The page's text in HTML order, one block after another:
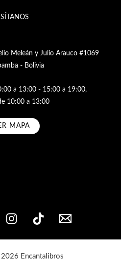
Meleán y Julio Arauco #1069
- Bolivia
a 13:00 - 15:00 a 19:00,
10:00 a 13:00
MAPA
Encantalibros